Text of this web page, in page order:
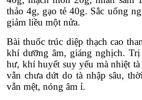
thảo 4g, gạo tẻ 40g. Sắc uống
giảm liều một nửa.
Bài thuốc trúc diệp thạch cao
khí dưỡng âm, giáng nghịch.
hư, khí huyết suy yếu mà nhiệt
vẫn chưa dứt do tà nhập sâu,
vẫn mệt, nóng âm ỉ.